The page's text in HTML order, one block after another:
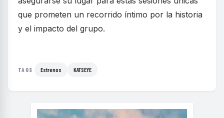
que prometen un recorrido íntimo por la historia
y el impacto del grupo.
TAGS Estrenos KATSEYE